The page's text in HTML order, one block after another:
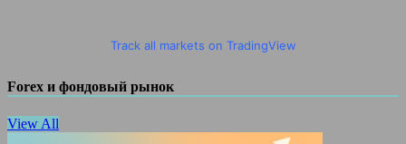
Track all markets on TradingView
Forex и фондовый рынок
View All